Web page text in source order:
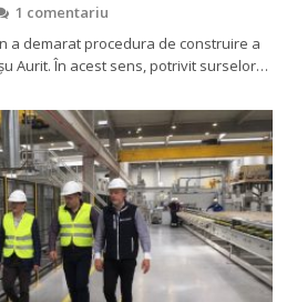
1 comentariu
a demarat procedura de construire a
Aurit. În acest sens, potrivit surselor…